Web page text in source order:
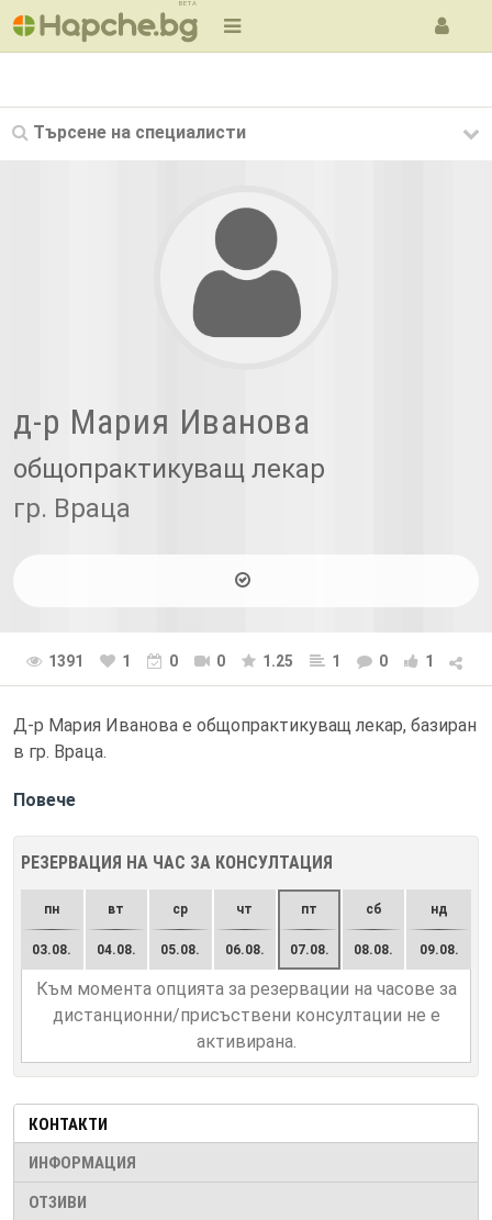
BETA
Търсене на специалисти
д-р Мария Иванова
общопрактикуващ лекар
гр. Враца
1391 1 0 0 1.25 1 0 1
Д-р Мария Иванова е общопрактикуващ лекар, базиран
в гр. Враца.
Повече
РЕЗЕРВАЦИЯ НА ЧАС ЗА КОНСУЛТАЦИЯ
пн
03.08.
вт
04.08.
ср
05.08.
чт
06.08.
пт
07.08.
сб
08.08.
нд
09.08.
Към момента опцията за резервации на часове за
дистанционни/присъствени консултации не е
активирана.
КОНТАКТИ
ИНФОРМАЦИЯ
ОТЗИВИ